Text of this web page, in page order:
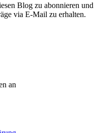
Blog zu abonnieren und
via E-Mail zu erhalten.
an